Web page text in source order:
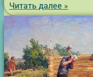
Читать далее »